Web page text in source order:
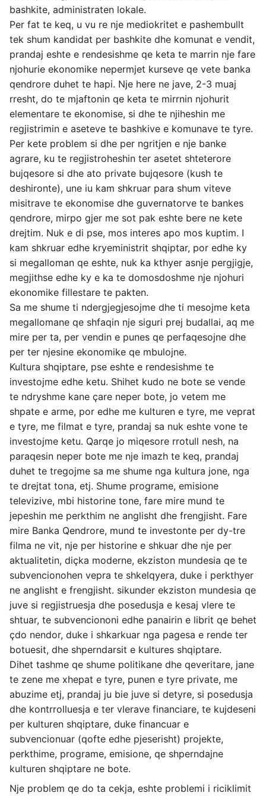
bashkite, administraten lokale.
Per fat te keq, u vu re nje mediokritet e pashembullt
tek shum kandidat per bashkite dhe komunat e vendit,
prandaj eshte e rendesishme qe keta te marrin nje fare
njohurie ekonomike nepermjet kurseve qe vete banka
qendrore duhet te hapi. Nje here ne jave, 2-3 muaj
rresht, do te mjaftonin qe keta te mirrnin njohurit
elementare te ekonomise, si dhe te njiheshin me
regjistrimin e aseteve te bashkive e komunave te tyre.
Per kete problem si dhe per ngritjen e nje banke
agrare, ku te regjistroheshin ter asetet shteterore
bujqesore si dhe ato private bujqesore (kush te
deshironte), une iu kam shkruar para shum viteve
misitrave te ekonomise dhe guvernatorve te bankes
qendrore, mirpo gjer me sot pak eshte bere ne kete
drejtim. Nuk e di pse, mos interes apo mos kuptim. I
kam shkruar edhe kryeministrit shqiptar, por edhe ky
si megalloman qe eshte, nuk ka kthyer asnje pergjigje,
megjithse edhe ky e ka te domosdoshme nje njohuri
ekonomike fillestare te pakten.
Sa me shume ti ndergjegjesojme dhe ti mesojme keta
megallomane qe shfaqin nje siguri prej budallai, aq me
mire per ta, per vendin e punes qe perfaqesojne dhe
per ter njesine ekonomike qe mbulojne.
Kultura shqiptare, pse eshte e rendesishme te
investojme edhe ketu. Shihet kudo ne bote se vende
te ndryshme kane çare neper bote, jo vetem me
shpate e arme, por edhe me kulturen e tyre, me veprat
e tyre, me filmat e tyre, prandaj sa nuk eshte vone te
investojme ketu. Qarqe jo miqesore rrotull nesh, na
paraqesin neper bote me nje imazh te keq, prandaj
duhet te tregojme sa me shume nga kultura jone, nga
te drejtat tona, etj. Shume programe, emisione
televizive, mbi historine tone, fare mire mund te
jepeshin me perkthim ne anglisht dhe frengjisht. Fare
mire Banka Qendrore, mund te investonte per dy-tre
filma ne vit, nje per historine e shkuar dhe nje per
aktualitetin, diçka moderne, ekziston mundesia qe te
subvencionohen vepra te shkelqyera, duke i perkthyer
ne anglisht e frengjisht. sikunder ekziston mundesia qe
juve si regjistruesja dhe posedusja e kesaj vlere te
shtuar, te subvenciononi edhe panairin e librit qe behet
çdo nendor, duke i shkarkuar nga pagesa e rende ter
botuesit, dhe shperndarsit e kultures shqiptare.
Dihet tashme qe shume politikane dhe qeveritare, jane
te zene me xhepat e tyre, punen e tyre private, me
abuzime etj, prandaj ju bie juve si detyre, si posedusja
dhe kontrrolluesja e ter vlerave financiare, te kujdeseni
per kulturen shqiptare, duke financuar e
subvencionuar (qofte edhe pjeserisht) projekte,
perkthime, programe, emisione, qe shperndajne
kulturen shqiptare ne bote.
Nje problem qe do ta cekja, eshte problemi i riciklimit